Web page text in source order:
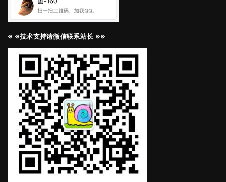
※ ※技术支持请微信联系站长 ※※